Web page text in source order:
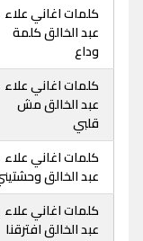
كلمات اغاني علاء
عبد الخالق كلمة
وداع
كلمات اغاني علاء
عبد الخالق مش
قلبي
كلمات اغاني علاء
عبد الخالق
كلمات اغاني علاء
عبد الخالق افترقنا